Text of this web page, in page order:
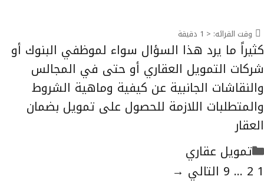
وقت القرائه: < 1 دقيقة
كثيراً ما يرد هذا السؤال سواء لموظفي البنوك أو
شركات التمويل العقاري أو حتى في المجالس
والنقاشات الجانبية عن كيفية وماهية الشروط
والمتطلبات اللازمة للحصول على تمويل بضمان
العقار
التصنيفات
تمويل عقاري
الصفحة
1 الصفحة
2
... الصفحة
9 التالي →